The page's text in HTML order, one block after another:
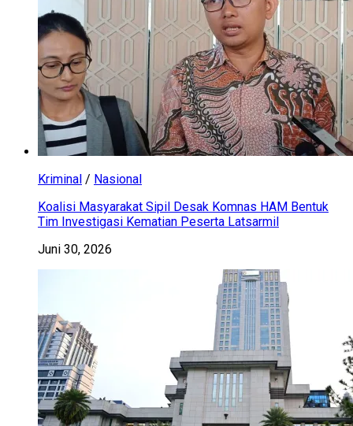
Kriminal / Nasional
Koalisi Masyarakat Sipil Desak Komnas HAM Bentuk
Tim Investigasi Kematian Peserta Latsarmil
Juni 30, 2026